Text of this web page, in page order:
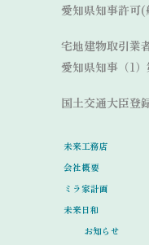
愛知県知事許可
宅地建物取引業
愛知県知事（1
国土交通大臣登
未来工務店
会社概要
ミラ家計画
未来日和
お知らせ